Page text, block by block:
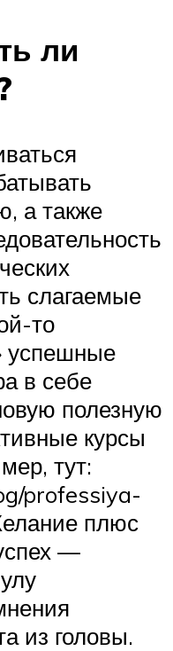
ли
а также
слагаемые
то
успешные
в себе
полезную
курсы
тут:
professiya-
плюс
—
из головы.